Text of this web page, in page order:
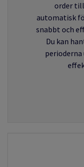
order till
automatisk
snabbt och
Du kan